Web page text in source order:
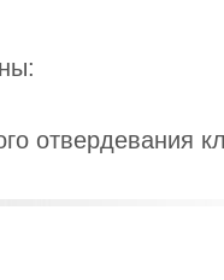
отвердевания